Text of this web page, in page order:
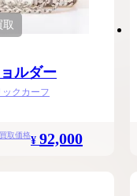
取
ルダー
クカーフ
買取価格¥ 92,000